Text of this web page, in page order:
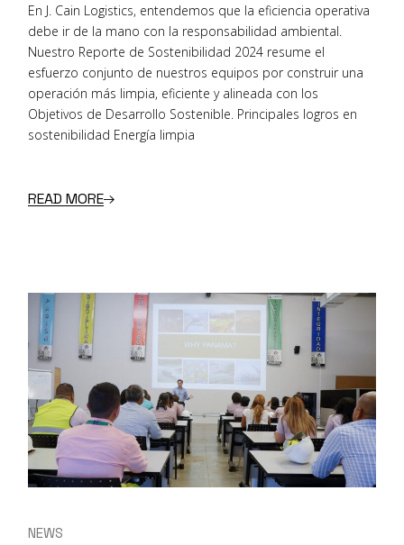
En J. Cain Logistics, entendemos que la eficiencia operativa
debe ir de la mano con la responsabilidad ambiental.
Nuestro Reporte de Sostenibilidad 2024 resume el
esfuerzo conjunto de nuestros equipos por construir una
operación más limpia, eficiente y alineada con los
Objetivos de Desarrollo Sostenible. Principales logros en
sostenibilidad Energía limpia
READ MORE
NEWS